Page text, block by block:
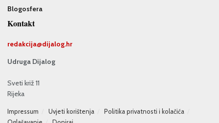
Blogosfera
Kontakt
redakcija@dijalog.hr
Udruga Dijalog
Sveti križ 11
Rijeka
Impressum Uvjeti korištenja
Politika privatnosti i kolačića